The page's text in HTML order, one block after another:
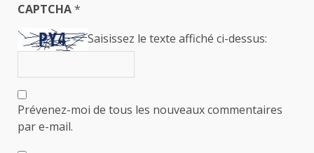
CAPTCHA*
Saisissez le texte affiché ci-dessus:
Prévenez-moi de tous les nouveaux commentaires
par e-mail.